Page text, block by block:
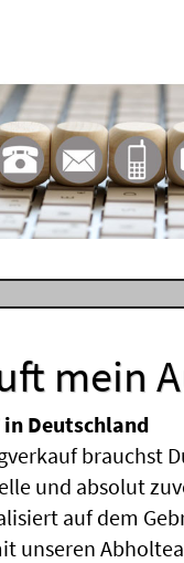
mein
in Deutschland
brauchst
und absolut
auf dem
unseren